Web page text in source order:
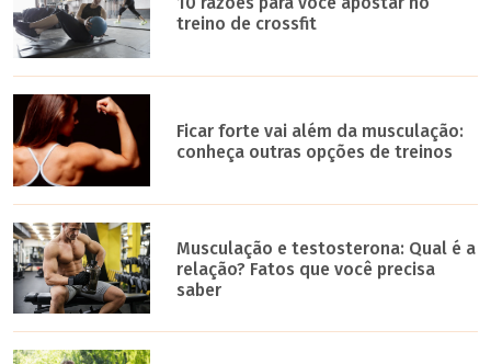
treino de crossfit
Ficar forte vai além da musculação:
conheça outras opções de treinos
Musculação e testosterona: Qual é a
relação? Fatos que você precisa
saber